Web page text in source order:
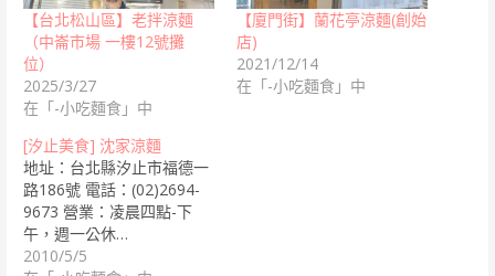
【台北松山區】老拌涼麵
（中崙市場 一樓12號攤
位）
2025/3/27
在「-小吃麵食」中
【廈門街】蘭花亭涼麵(創始
店)
2021/12/14
在「-小吃麵食」中
[汐止美食] 沈家涼麵
地址：台北縣汐止市福德一
路186號 電話：(02)2694-
9673 營業：凌晨四點-下
午，週一公休…
2010/5/5